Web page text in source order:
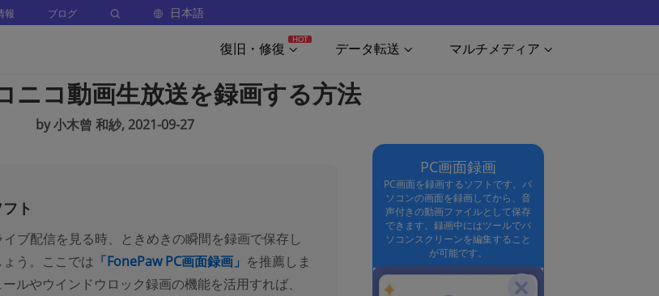
報 ブログ 日本語
復旧・修復
HOT
データ転送 マルチメディア
ニコ動画生放送を録画する方法
by 小木曾 和紗, 2021-09-27
ト
ブ配信を見る時、ときめきの瞬間を録画で保存し
う。ここでは 「FonePaw PC画面録画」 を推薦しま
ルやウインドウロック録画の機能を活用すれば、
PC画面録画
PC画面を録画するソフトです。パ
ソコンの画面を録画してから、音
声付きの動画ファイルとして保存
できます。録画中にはツールでパ
ソコンスクリーンを編集すること
が可能です。